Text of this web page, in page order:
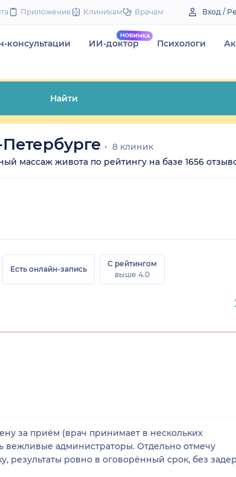
Приложение Клиникам Врачам Вход /
консультации ИИ-доктор Психологи
Найти
8 клиник
массаж живота по рейтингу на базе 1656
Есть онлайн-запись
С рейтингом
выше 4.0
за приём (врач принимает в нескольких
вежливые администраторы. Отдельно отмечу
результаты ровно в оговорённый срок, без